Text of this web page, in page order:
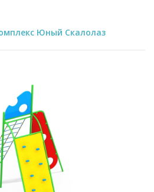
Юный Скалолаз